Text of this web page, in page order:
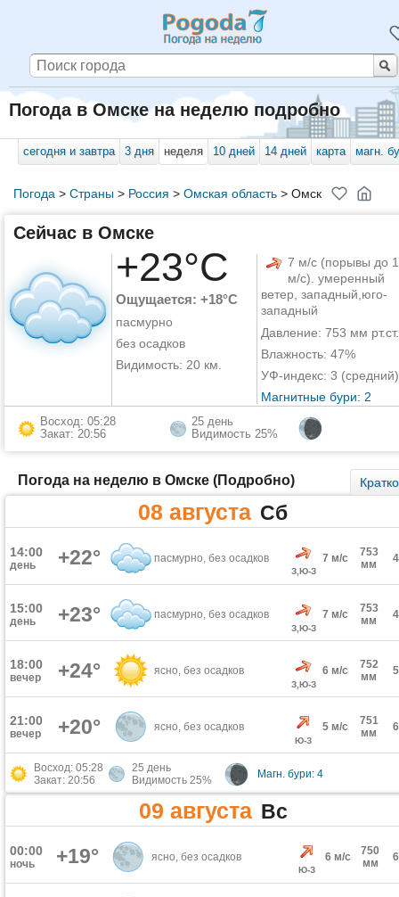
Погода в Омске на неделю подробно
сегодня и завтра 3 дня неделя 10 дней 14 дней карта магн.
Погода > Страны> Россия > Омская область> Омск
Сейчас в Омске
+23°C
Ощущается: +18°C
пасмурно
без осадков
Видимость: 20 км.
7 м/с (порывы до
м/с). умеренный
ветер, западный,юго-
западный
Давление: 753 мм рт.ст.
Влажность: 47%
УФ-индекс: 3 (средний)
Магнитные бури: 2
Восход: 05:28
Закат: 20:56
25 день
Видимость 25%
Погода на неделю в Омске (Подробно) Кратко
08 августа Сб
14:00
день +22° пасмурно, без осадков
З,Ю-З
7 м/с
753
мм
15:00
день +23° пасмурно, без осадков
З,Ю-З
7 м/с
753
мм
18:00
вечер +24° ясно, без осадков
З,Ю-З
6 м/с
752
мм
21:00
вечер +20° ясно, без осадков
Ю-З
5 м/с
751
мм
Восход: 05:28
Закат: 20:56
25 день
Видимость 25%
Магн. бури: 4
09 августа Вс
00:00
ночь +19° ясно, без осадков
Ю-З
6 м/с
750
мм